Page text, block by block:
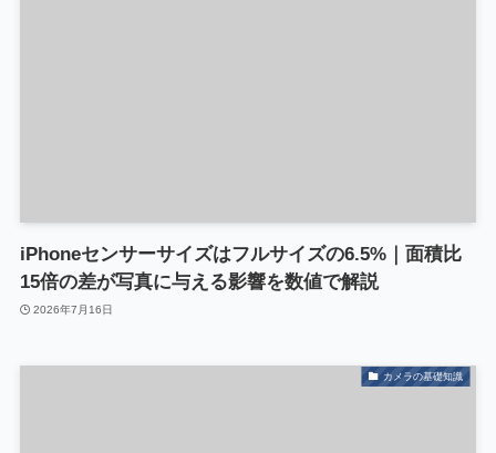
iPhoneセンサーサイズはフルサイズの6.5%｜面積比
15倍の差が写真に与える影響を数値で解説
2026年7月16日
カメラの基礎知識